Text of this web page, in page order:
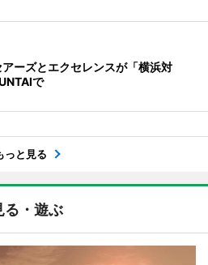
ーズとエクセレンスが「横浜対
で
っと見る
る・遊ぶ